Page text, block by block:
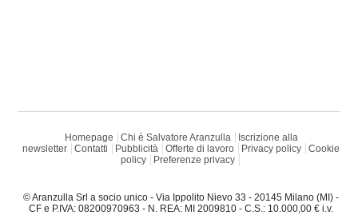
Homepage Chi è Salvatore Aranzulla
Iscrizione alla
newsletter
Contatti Pubblicità Offerte di lavoro Privacy policy
Cookie
policy
Preferenze privacy
© Aranzulla Srl a socio unico - Via Ippolito Nievo 33 - 20145 Milano (MI) -
CF e P.IVA: 08200970963 - N. REA: MI 2009810 - C.S.: 10.000,00 € i.v.